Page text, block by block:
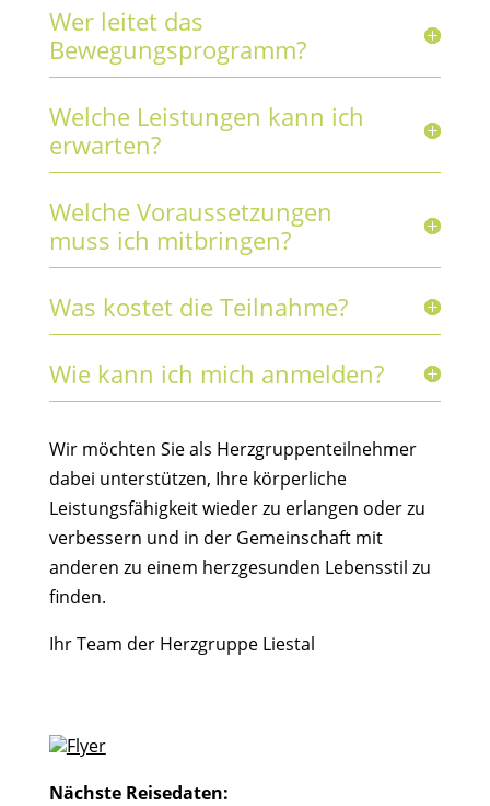
Wer leitet das
Bewegungsprogramm?
Welche Leistungen kann ich
erwarten?
Welche Voraussetzungen
muss ich mitbringen?
Was kostet die Teilnahme?
Wie kann ich mich anmelden?
Wir möchten Sie als Herzgruppenteilnehmer
dabei unterstützen, Ihre körperliche
Leistungsfähigkeit wieder zu erlangen oder zu
verbessern und in der Gemeinschaft mit
anderen zu einem herzgesunden Lebensstil zu
finden.
Ihr Team der Herzgruppe Liestal
Flyer
Nächste Reisedaten: